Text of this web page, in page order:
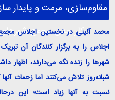
مقاوم‌سازی، مرمت و پایدار
کار جدی مجمع شهرهای
محمد آئینی در نخستین اجلاس
اجلاس را به برگزار کنندگان آن
شهرها را زنده نگه می‌دارند، اظهار
شبانه‌روز تلاش می‌کنند اما زحمات
نسبت به آنها زیاد است؛ این